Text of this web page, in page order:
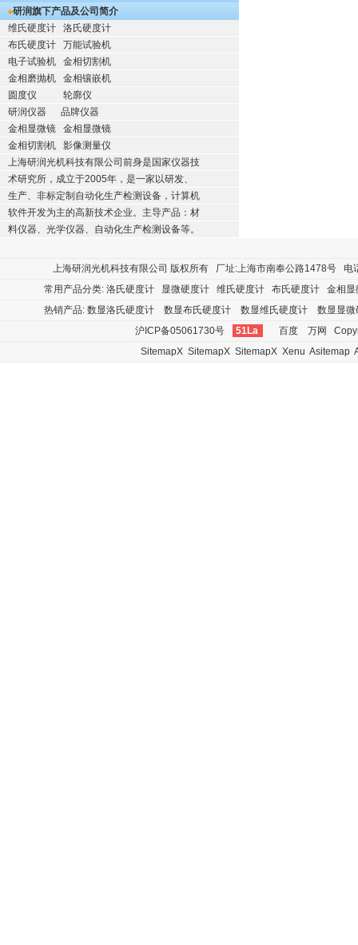
研润旗下产品及公司简介
维氏硬度计
洛氏硬度计
布氏硬度计
万能试验机
电子试验机
金相切割机
金相磨抛机
金相镶嵌机
圆度仪
轮廓仪
研润仪器
品牌仪器
金相显微镜
金相显微镜
金相切割机
影像测量仪
上海研润光机科技有限公司前身是国家仪器技
术研究所，成立于2005年，是一家以研发、
生产、非标定制自动化生产检测设备，计算机
软件开发为主的高新技术企业。主导产品：材
料仪器、光学仪器、自动化生产检测设备等。
上海研润光机科技有限公司 版权所有 厂址:上海市南奉公路1478号
常用产品分类: 洛氏硬度计 显微硬度计 维氏硬度计 布氏硬度计
金相显
热销产品: 数显洛氏硬度计 数显布氏硬度计 数显维氏硬度计
数显显微
沪ICP备05061730号
51La 百度 万网
SitemapX SitemapX SitemapX Xenu Asitemap